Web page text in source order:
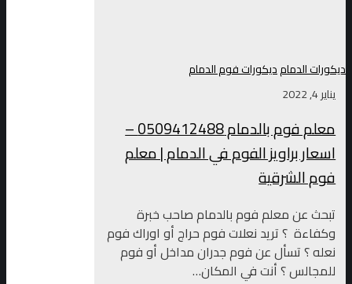
ديكورات الدمامديكورات فوم الدمام
يناير 4, 2022
معلم فوم بالدمام 0509412488 –
اسعار براويز الفوم في الدمام | معلم
فوم الشرقية
تبحث عن معلم فوم بالدمام صاحب خبرة
وكفاءة ؟ تريد نعلات فوم حراج أو اوراك فوم
نعله ؟ تسأل عن فوم جدران مداخل أو فوم
للمجالس ؟ أنت في المكان…